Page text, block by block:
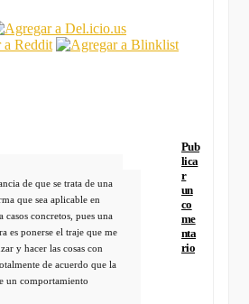
de que se trata de una
que sea aplicable en
concretos, pues una
es ponerse el traje que me
y hacer las cosas con
de acuerdo que la
un comportamiento
Pub
lica
r
un
co
me
nta
rio